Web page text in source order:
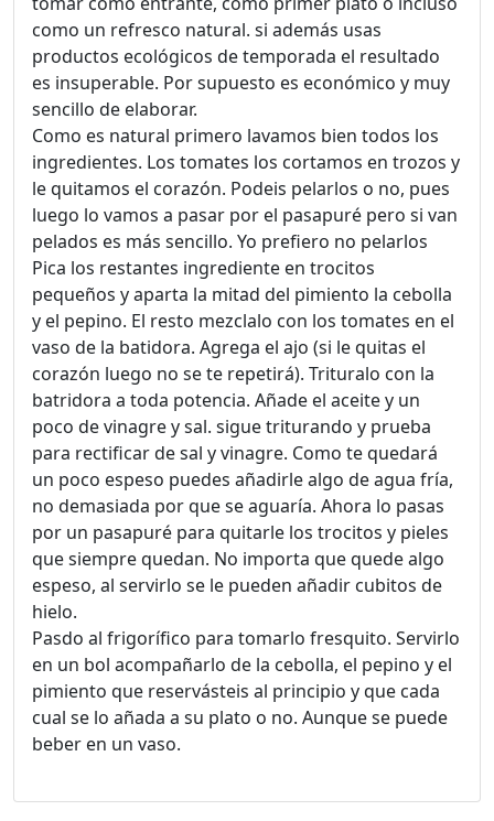
como un refresco natural. si además usas
productos ecológicos de temporada el resultado
es insuperable. Por supuesto es económico y muy
sencillo de elaborar.
Como es natural primero lavamos bien todos los
ingredientes. Los tomates los cortamos en trozos y
le quitamos el corazón. Podeis pelarlos o no, pues
luego lo vamos a pasar por el pasapuré pero si van
pelados es más sencillo. Yo prefiero no pelarlos
Pica los restantes ingrediente en trocitos
pequeños y aparta la mitad del pimiento la cebolla
y el pepino. El resto mezclalo con los tomates en el
vaso de la batidora. Agrega el ajo (si le quitas el
corazón luego no se te repetirá). Trituralo con la
batridora a toda potencia. Añade el aceite y un
poco de vinagre y sal. sigue triturando y prueba
para rectificar de sal y vinagre. Como te quedará
un poco espeso puedes añadirle algo de agua fría,
no demasiada por que se aguaría. Ahora lo pasas
por un pasapuré para quitarle los trocitos y pieles
que siempre quedan. No importa que quede algo
espeso, al servirlo se le pueden añadir cubitos de
hielo.
Pasdo al frigorífico para tomarlo fresquito. Servirlo
en un bol acompañarlo de la cebolla, el pepino y el
pimiento que reservásteis al principio y que cada
cual se lo añada a su plato o no. Aunque se puede
beber en un vaso.